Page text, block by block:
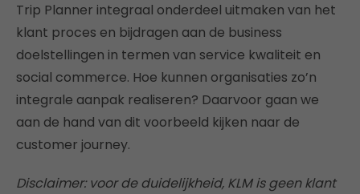
Trip Planner integraal onderdeel uitmaken van het
klant proces en bijdragen aan de business
doelstellingen in termen van service kwaliteit en
social commerce. Hoe kunnen organisaties zo’n
integrale aanpak realiseren? Daarvoor gaan we
aan de hand van dit voorbeeld kijken naar de
customer journey.
Disclaimer: voor de duidelijkheid, KLM is geen klant